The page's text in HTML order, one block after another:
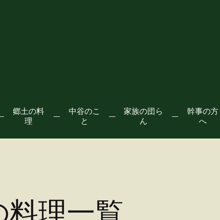
郷土の料
理
中谷のこ
と
家族の団ら
ん
幹事の方
へ
料理一覧